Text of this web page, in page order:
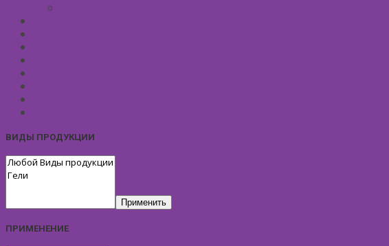
ВИДЫ ПРОДУКЦИИ
Применить
ПРИМЕНЕНИЕ